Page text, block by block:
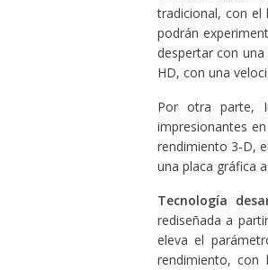
tradicional, con el
podrán
despertar con
HD, con una
Por otra parte,
impresionantes
rendimiento 3-D,
una placa gráfica
Tecnología
rediseñada a
eleva el
rendimiento, con